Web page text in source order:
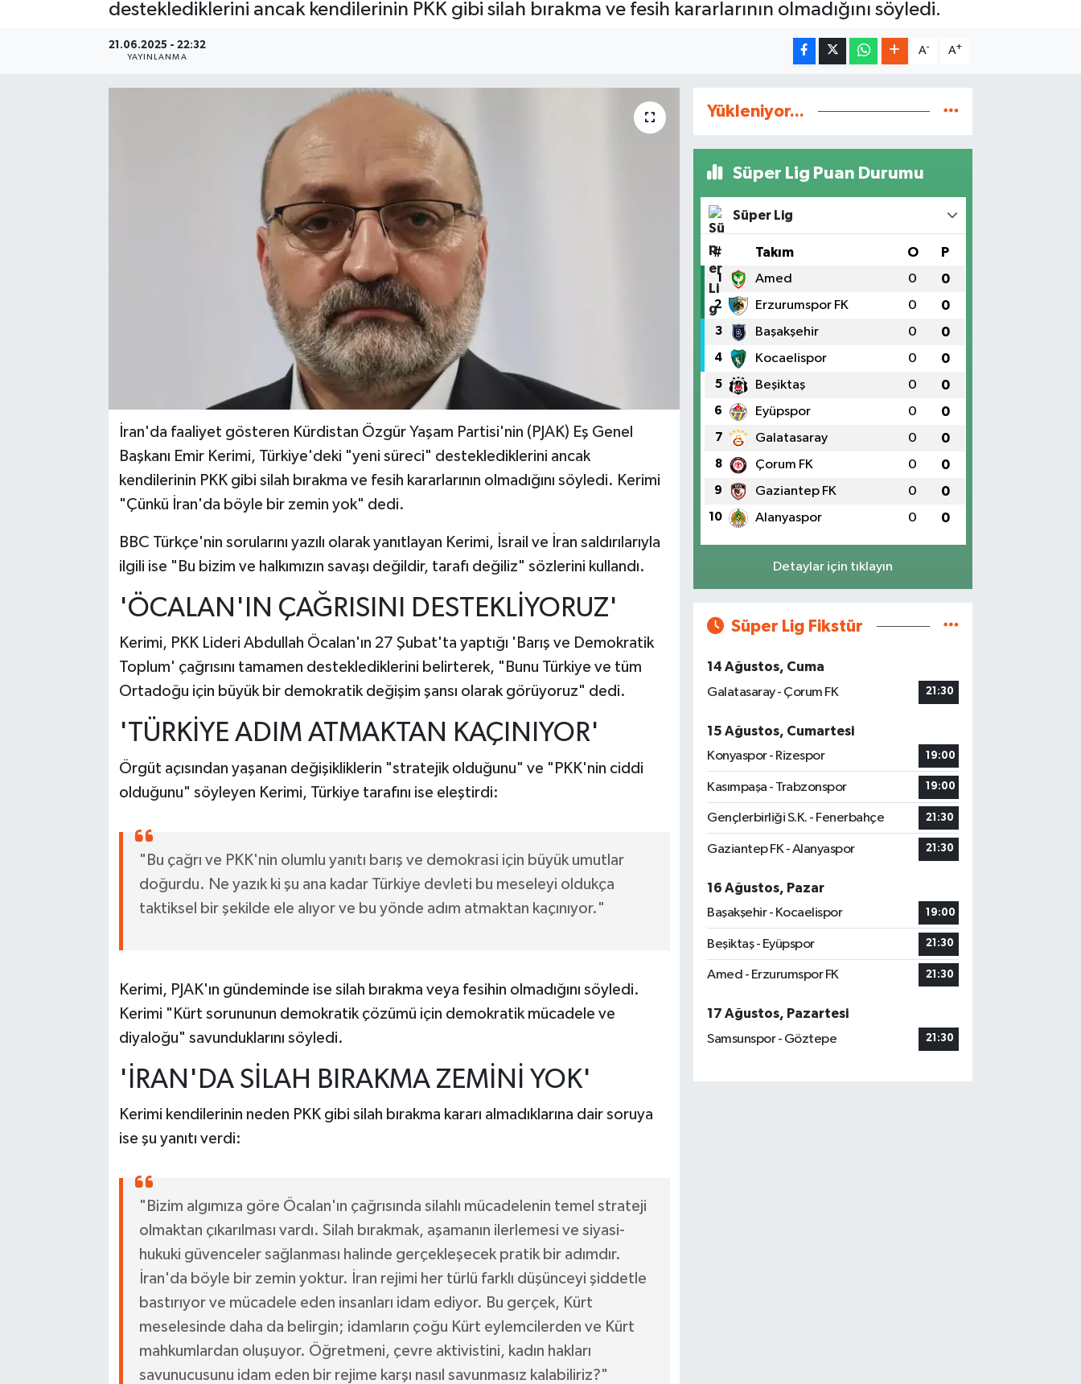
desteklediklerini ancak kendilerinin PKK gibi silah bırakma ve fesih kararlarının olmadığını söyledi.
21.06.2025 - 22:32
YAYINLANMA
A- A+
İran'da faaliyet gösteren Kürdistan Özgür Yaşam Partisi'nin (PJAK) Eş Genel
Başkanı Emir Kerimi, Türkiye'deki "yeni süreci" desteklediklerini ancak
kendilerinin PKK gibi silah bırakma ve fesih kararlarının olmadığını söyledi. Kerimi
"Çünkü İran'da böyle bir zemin yok" dedi.
BBC Türkçe'nin sorularını yazılı olarak yanıtlayan Kerimi, İsrail ve İran saldırılarıyla
ilgili ise "Bu bizim ve halkımızın savaşı değildir, tarafı değiliz" sözlerini kullandı.
'ÖCALAN'IN ÇAĞRISINI DESTEKLİYORUZ'
Kerimi, PKK Lideri Abdullah Öcalan'ın 27 Şubat'ta yaptığı 'Barış ve Demokratik
Toplum' çağrısını tamamen desteklediklerini belirterek, "Bunu Türkiye ve tüm
Ortadoğu için büyük bir demokratik değişim şansı olarak görüyoruz" dedi.
'TÜRKİYE ADIM ATMAKTAN KAÇINIYOR'
Örgüt açısından yaşanan değişikliklerin "stratejik olduğunu" ve "PKK'nin ciddi
olduğunu" söyleyen Kerimi, Türkiye tarafını ise eleştirdi:
"Bu çağrı ve PKK'nin olumlu yanıtı barış ve demokrasi için büyük umutlar
doğurdu. Ne yazık ki şu ana kadar Türkiye devleti bu meseleyi oldukça
taktiksel bir şekilde ele alıyor ve bu yönde adım atmaktan kaçınıyor."
Kerimi, PJAK'ın gündeminde ise silah bırakma veya fesihin olmadığını söyledi.
Kerimi "Kürt sorununun demokratik çözümü için demokratik mücadele ve
diyaloğu" savunduklarını söyledi.
'İRAN'DA SİLAH BIRAKMA ZEMİNİ YOK'
Kerimi kendilerinin neden PKK gibi silah bırakma kararı almadıklarına dair soruya
ise şu yanıtı verdi:
"Bizim algımıza göre Öcalan'ın çağrısında silahlı mücadelenin temel strateji
olmaktan çıkarılması vardı. Silah bırakmak, aşamanın ilerlemesi ve siyasi-
hukuki güvenceler sağlanması halinde gerçekleşecek pratik bir adımdır.
İran'da böyle bir zemin yoktur. İran rejimi her türlü farklı düşünceyi şiddetle
bastırıyor ve mücadele eden insanları idam ediyor. Bu gerçek, Kürt
meselesinde daha da belirgin; idamların çoğu Kürt eylemcilerden ve Kürt
mahkumlardan oluşuyor. Öğretmeni, çevre aktivistini, kadın hakları
savunucusunu idam eden bir rejime karşı nasıl savunmasız kalabiliriz?"
Yükleniyor...
Süper Lig Puan Durumu
Süper Lig
# Takım O P
1 Amed 0 0
2 Erzurumspor FK 0 0
3 Başakşehir 0 0
4 Kocaelispor 0 0
5 Beşiktaş 0 0
6 Eyüpspor 0 0
7 Galatasaray 0 0
8 Çorum FK 0 0
9 Gaziantep FK 0 0
10 Alanyaspor 0 0
Detaylar için tıklayın
Süper Lig Fikstür
14 Ağustos, Cuma
Galatasaray - Çorum FK
21:30
15 Ağustos, Cumartesi
Konyaspor - Rizespor
19:00
Kasımpaşa - Trabzonspor 19:00
Gençlerbirliği S.K. - Fenerbahçe 21:30
Gaziantep FK - Alanyaspor 21:30
16 Ağustos, Pazar
Başakşehir - Kocaelispor
19:00
Beşiktaş - Eyüpspor 21:30
Amed - Erzurumspor FK 21:30
17 Ağustos, Pazartesi
Samsunspor - Göztepe
21:30